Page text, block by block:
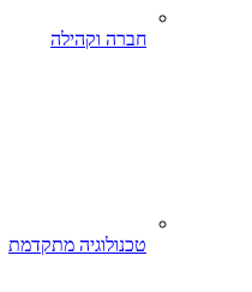
חברה וקהילה
טכנולוגיה מתקדמת